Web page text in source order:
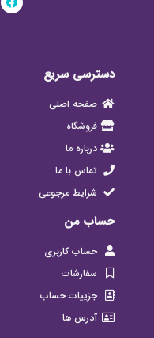
دسترسی سریع
صفحه اصلی
فروشگاه
درباره ما
تماس با ما
شرایط مرجوعی
حساب من
حساب کاربری
سفارشات
جزییات حساب
آدرس ها